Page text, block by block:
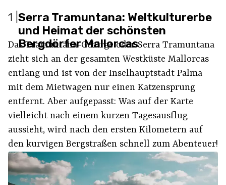
1 Serra Tramuntana: Weltkulturerbe
und Heimat der schönsten
Bergdörfer Mallorcas
Das Tramuntana-Gebirge oder Serra Tramuntana
zieht sich an der gesamten Westküste Mallorcas
entlang und ist von der Inselhauptstadt Palma
mit dem Mietwagen nur einen Katzensprung
entfernt. Aber aufgepasst: Was auf der Karte
vielleicht nach einem kurzen Tagesausflug
aussieht, wird nach den ersten Kilometern auf
den kurvigen Bergstraßen schnell zum Abenteuer!